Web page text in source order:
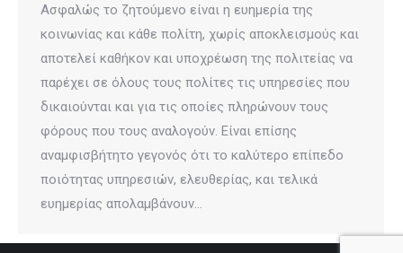
Ασφαλώς το ζητούμενο είναι η ευημερία της
κοινωνίας και κάθε πολίτη, χωρίς αποκλεισμούς και
αποτελεί καθήκον και υποχρέωση της πολιτείας να
παρέχει σε όλους τους πολίτες τις υπηρεσίες που
δικαιούνται και για τις οποίες πληρώνουν τους
φόρους που τους αναλογούν. Είναι επίσης
αναμφισβήτητο γεγονός ότι το καλύτερο επίπεδο
ποιότητας υπηρεσιών, ελευθερίας, και τελικά
ευημερίας απολαμβάνουν…